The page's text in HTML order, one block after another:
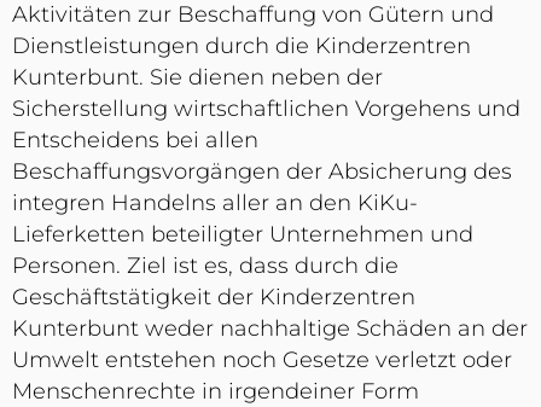
Aktivitäten zur Beschaffung von Gütern und
Dienstleistungen durch die Kinderzentren
Kunterbunt. Sie dienen neben der
Sicherstellung wirtschaftlichen Vorgehens und
Entscheidens bei allen
Beschaffungsvorgängen der Absicherung des
integren Handelns aller an den KiKu-
Lieferketten beteiligter Unternehmen und
Personen. Ziel ist es, dass durch die
Geschäftstätigkeit der Kinderzentren
Kunterbunt weder nachhaltige Schäden an der
Umwelt entstehen noch Gesetze verletzt oder
Menschenrechte in irgendeiner Form